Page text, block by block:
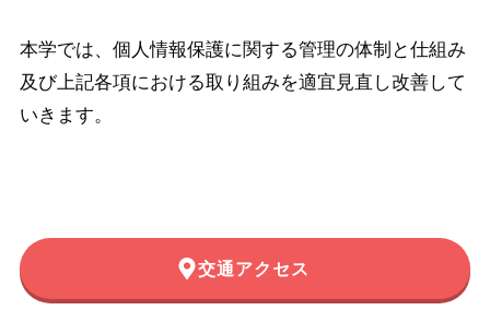
本学では、個人情報保護に関する管理の体制と仕組み
及び上記各項における取り組みを適宜見直し改善して
いきます。
交通アクセス